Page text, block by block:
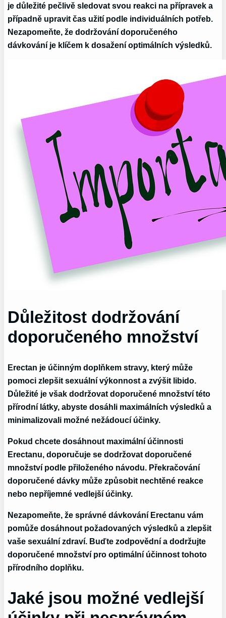
je důležité pečlivě sledovat svou reakci na přípravek a
případně upravit čas užití podle individuálních potřeb.
Nezapomeňte, že dodržování doporučeného
dávkování je klíčem k dosažení optimálních výsledků.
Důležitost dodržování
doporučeného množství
Erectan je účinným doplňkem stravy, který může
pomoci zlepšit sexuální výkonnost a zvýšit libido.
Důležité je však dodržovat doporučené množství této
přírodní látky, abyste dosáhli maximálních výsledků a
minimalizovali možné nežádoucí účinky.
Pokud chcete dosáhnout maximální účinnosti
Erectanu, doporučuje se dodržovat doporučené
množství podle přiloženého návodu. Překračování
doporučené dávky může způsobit nechtěné reakce
nebo nepříjemné vedlejší účinky.
Nezapomeňte, že správné dávkování Erectanu vám
pomůže dosáhnout požadovaných výsledků a zlepšit
vaše sexuální zdraví. Buďte zodpovědní a dodržujte
doporučené množství pro optimální účinnost tohoto
přírodního doplňku.
Jaké jsou možné vedlejší